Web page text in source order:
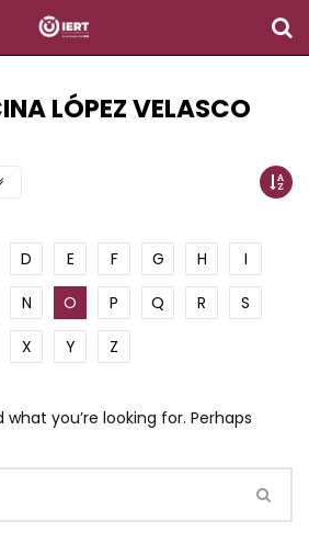
LÓPEZ VELASCO
D E F G H
I
N O P Q R
S
X Y Z
you’re looking for. Perhaps